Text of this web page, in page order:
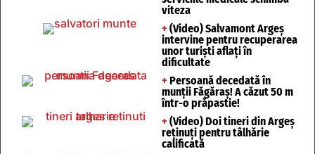
viteza
+ (Video) Salvamont Argeș
intervine pentru recuperarea
unor turişti aflaţi în
dificultate
+ Persoană decedată în
munții Făgăraș! A căzut 50 m
într-o prăpastie!
+ (Video) Doi tineri din Argeș
reținuți pentru tâlhărie
calificată